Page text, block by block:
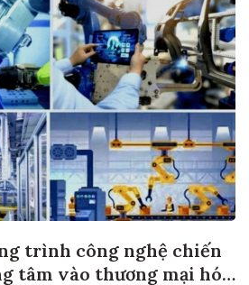
trình công nghệ chiến
tâm vào thương mại hóa